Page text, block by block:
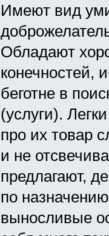
Имеют вид
Обладают
конечностей,
беготне в
(услуги).
про их товар
и не
предлагают,
по
выносливые